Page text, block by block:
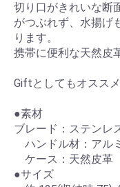
切り口がきれいな断
がつぶれず、水揚げ
ります。
携帯に便利な天然皮
Giftとしてもオススメ
●素材
ブレード：ステンレ
ハンドル材：アル
ケース：天然皮革
●サイズ